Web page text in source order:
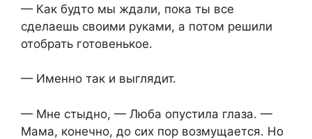
— Как будто мы ждали, пока ты все
сделаешь своими руками, а потом решили
отобрать готовенькое.
— Именно так и выглядит.
— Мне стыдно, — Люба опустила глаза. —
Мама, конечно, до сих пор возмущается. Но